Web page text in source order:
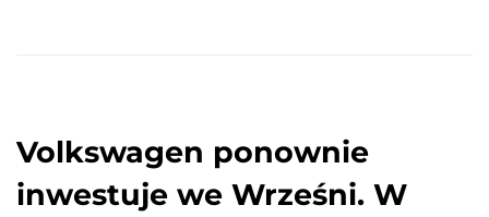
Volkswagen ponownie
inwestuje we Wrześni. W